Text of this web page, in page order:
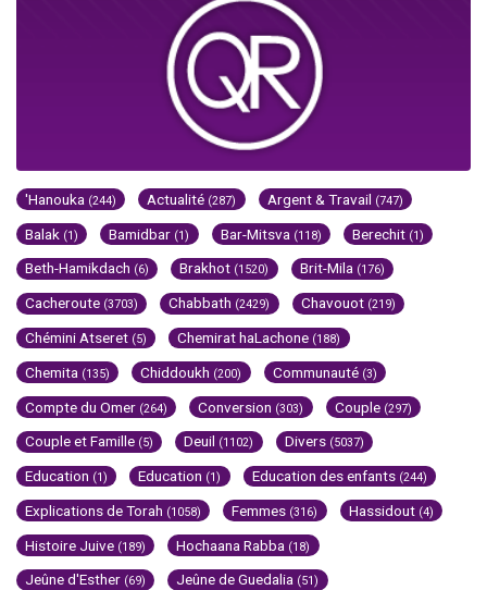
'Hanouka (244) Actualité (287) Argent & Travail (747)
Balak (1) Bamidbar (1) Bar-Mitsva (118) Berechit (1)
Beth-Hamikdach (6) Brakhot (1520) Brit-Mila (176)
Cacheroute (3703) Chabbath (2429) Chavouot (219)
Chémini Atseret (5) Chemirat haLachone (188)
Chemita (135) Chiddoukh (200) Communauté (3)
Compte du Omer (264) Conversion (303) Couple (297)
Couple et Famille (5) Deuil (1102) Divers (5037)
Education (1) Education (1) Education des enfants (244)
Explications de Torah (1058) Femmes (316) Hassidout (4)
Histoire Juive (189) Hochaana Rabba (18)
Jeûne d'Esther (69) Jeûne de Guedalia (51)